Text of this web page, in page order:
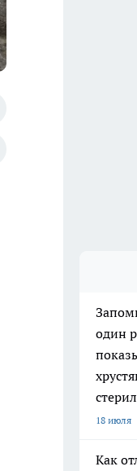
один
18 июля
Как